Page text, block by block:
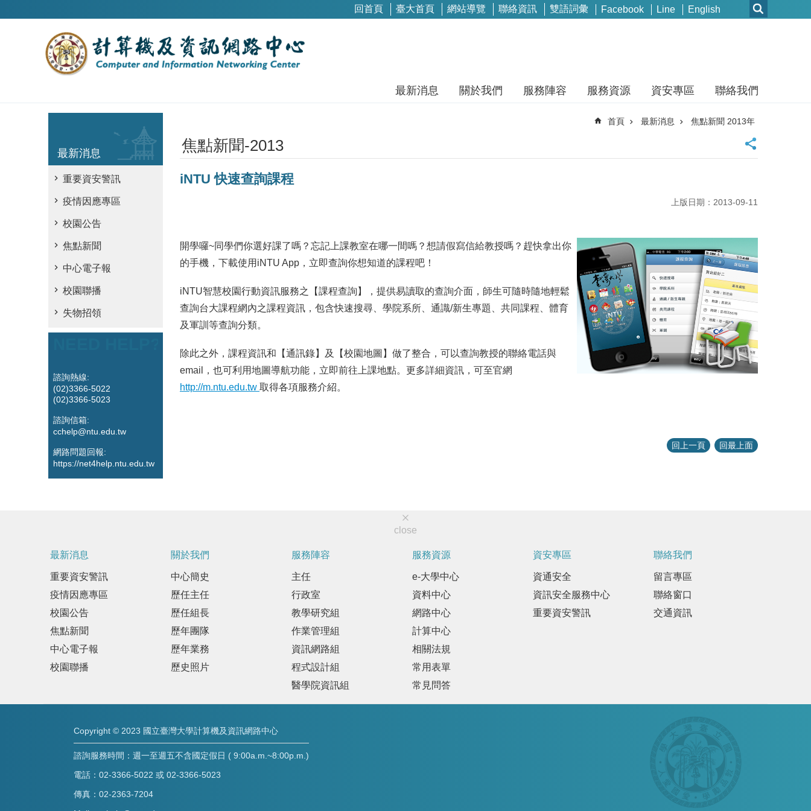
回首頁 臺大首頁 網站導覽 聯絡資訊 雙語詞彙 Facebook Line English
最新消息 關於我們 服務陣容 服務資源 資安專區 聯絡我們
最新消息
重要資安警訊
疫情因應專區
校園公告
焦點新聞
中心電子報
校園聯播
失物招領
諮詢熱線:
(02)3366-5022
(02)3366-5023
諮詢信箱:
cchelp@ntu.edu.tw
網路問題回報:
https://net4help.ntu.edu.tw
首頁 最新消息 焦點新聞 2013年
焦點新聞-2013
iNTU 快速查詢課程
上版日期：2013-09-11
開學囉~同學們你選好課了嗎？忘記上課教室在哪一間嗎？想請假寫信給教授嗎？趕快拿出你
的手機，下載使用iNTU App，立即查詢你想知道的課程吧！
iNTU智慧校園行動資訊服務之【課程查詢】，提供易讀取的查詢介面，師生可隨時隨地輕鬆
查詢台大課程網內之課程資訊，包含快速搜尋、學院系所、通識/新生專題、共同課程、體育
及軍訓等查詢分類。
除此之外，課程資訊和【通訊錄】及【校園地圖】做了整合，可以查詢教授的聯絡電話與
email，也可利用地圖導航功能，立即前往上課地點。更多詳細資訊，可至官網
http://m.ntu.edu.tw 取得各項服務介紹。
回上一頁 回最上面
close
最新消息
重要資安警訊
疫情因應專區
校園公告
焦點新聞
中心電子報
校園聯播
關於我們
中心簡史
歷任主任
歷任組長
歷年團隊
歷年業務
歷史照片
服務陣容
主任
行政室
教學研究組
作業管理組
資訊網路組
程式設計組
醫學院資訊組
服務資源
e-大學中心
資料中心
網路中心
計算中心
相關法規
常用表單
常見問答
資安專區
資通安全
資訊安全服務中心
重要資安警訊
聯絡我們
留言專區
聯絡窗口
交通資訊
Copyright © 2023 國立臺灣大學計算機及資訊網路中心
諮詢服務時間：週一至週五不含國定假日 ( 9:00a.m.~8:00p.m.)
電話：02-3366-5022 或 02-3366-5023
傳真：02-2363-7204